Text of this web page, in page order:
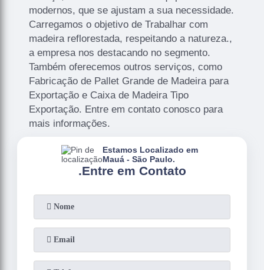
modernos, que se ajustam a sua necessidade.
Carregamos o objetivo de Trabalhar com
madeira reflorestada, respeitando a natureza.,
a empresa nos destacando no segmento.
Também oferecemos outros serviços, como
Fabricação de Pallet Grande de Madeira para
Exportação e Caixa de Madeira Tipo
Exportação. Entre em contato conosco para
mais informações.
.Entre em Contato
Estamos Localizado em
Mauá - São Paulo.